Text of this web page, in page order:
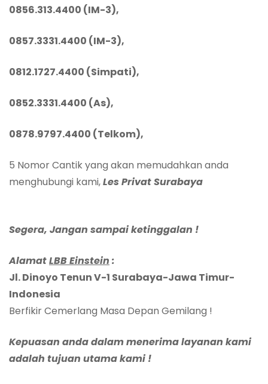
0856.313.4400 (IM-3),
0857.3331.4400 (IM-3),
0812.1727.4400 (Simpati),
0852.3331.4400 (As),
0878.9797.4400 (Telkom),
5 Nomor Cantik yang akan memudahkan anda
menghubungi kami,Les Privat Surabaya
Segera, Jangan sampai ketinggalan !
AlamatLBB Einstein :
Jl. Dinoyo Tenun V-1 Surabaya-Jawa Timur-
Indonesia
Berfikir Cemerlang Masa Depan Gemilang !
Kepuasan anda dalam menerima layanan kami
adalah tujuan utama kami !